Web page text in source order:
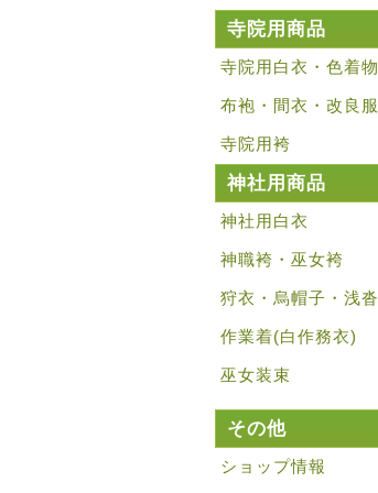
寺院用商品
寺院用白衣・色着物
布袍・間衣・改良服
寺院用袴
神社用商品
神社用白衣
神職袴・巫女袴
狩衣・烏帽子・浅沓
作業着(白作務衣)
巫女装束
その他
ショップ情報